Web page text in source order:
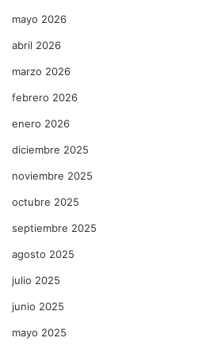
mayo 2026
abril 2026
marzo 2026
febrero 2026
enero 2026
diciembre 2025
noviembre 2025
octubre 2025
septiembre 2025
agosto 2025
julio 2025
junio 2025
mayo 2025